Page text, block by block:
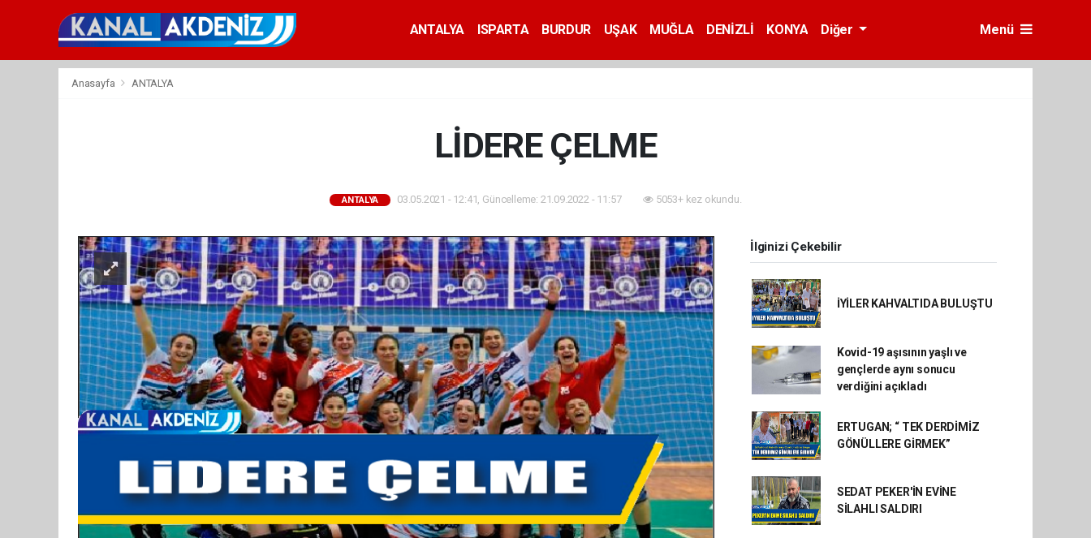
ANTALYA ISPARTA BURDUR UŞAK MUĞLA DENİZLİ KONYA Diğer Menü
Anasayfa ANTALYA
LİDERE ÇELME
ANTALYA 03.05.2021 - 12:41, Güncelleme: 21.09.2022 - 11:57 5053+ kez okundu.
İlginizi Çekebilir
İYİLER KAHVALTIDA BULUŞTU
Kovid-19 aşısının yaşlı ve
gençlerde aynı sonucu
verdiğini açıkladı
ERTUGAN; “ TEK DERDİMİZ
GÖNÜLLERE GİRMEK”
SEDAT PEKER'İN EVİNE
SİLAHLI SALDIRI